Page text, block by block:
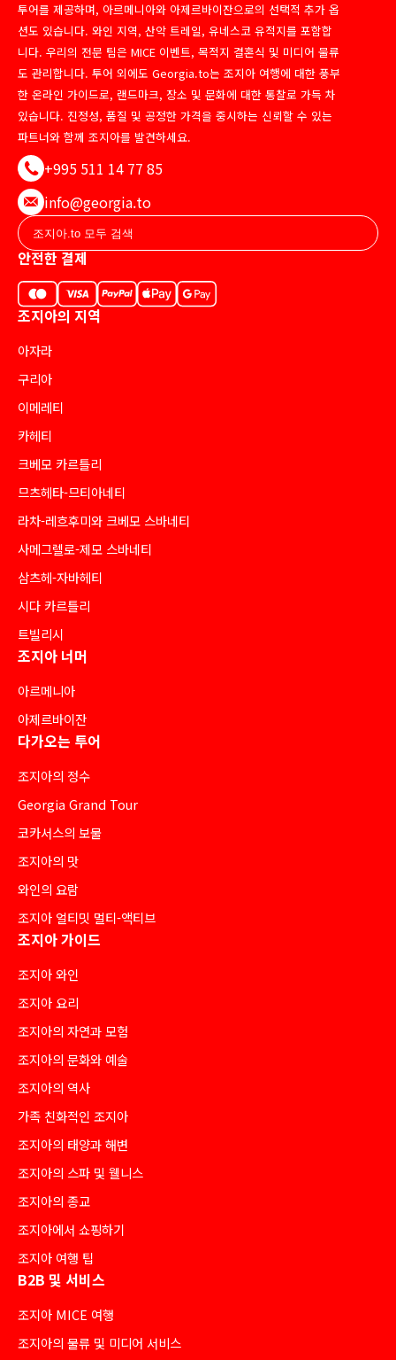
투어를 제공하며, 아르메니아와 아제르바이잔으로의 선택적 추가 옵
션도 있습니다. 와인 지역, 산악 트레일, 유네스코 유적지를 포함합
니다. 우리의 전문 팀은 MICE 이벤트, 목적지 결혼식 및 미디어 물류
도 관리합니다. 투어 외에도 Georgia.to는 조지아 여행에 대한 풍부
한 온라인 가이드로, 랜드마크, 장소 및 문화에 대한 통찰로 가득 차
있습니다. 진정성, 품질 및 공정한 가격을 중시하는 신뢰할 수 있는
파트너와 함께 조지아를 발견하세요.
+995 511 14 77 85
info@georgia.to
안전한 결제
조지아의 지역
아자라
구리아
이메레티
카헤티
크베모 카르틀리
므츠헤타-므티아네티
라차-레흐후미와 크베모 스바네티
사메그렐로-제모 스바네티
삼츠헤-자바헤티
시다 카르틀리
트빌리시
조지아 너머
아르메니아
아제르바이잔
다가오는 투어
조지아의 정수
Georgia Grand Tour
코카서스의 보물
조지아의 맛
와인의 요람
조지아 얼티밋 멀티-액티브
조지아 가이드
조지아 와인
조지아 요리
조지아의 자연과 모험
조지아의 문화와 예술
조지아의 역사
가족 친화적인 조지아
조지아의 태양과 해변
조지아의 스파 및 웰니스
조지아의 종교
조지아에서 쇼핑하기
조지아 여행 팁
B2B 및 서비스
조지아 MICE 여행
조지아의 물류 및 미디어 서비스